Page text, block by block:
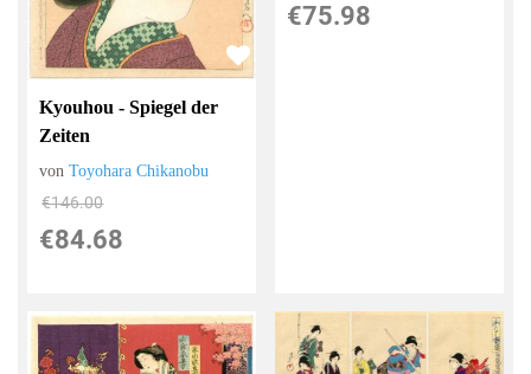
Kyouhou - Spiegel der
Zeiten
vonToyohara Chikanobu
€146.00
€84.68
€75.98